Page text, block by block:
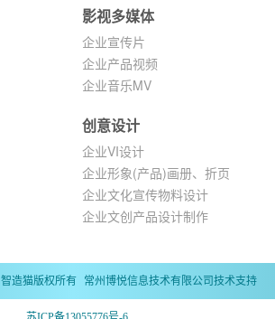
影视多媒体
企业宣传片
企业产品视频
企业音乐MV
创意设计
企业VI设计
企业形象(产品)画册、折页
企业文化宣传物料设计
企业文创产品设计制作
智造猫版权所有 常州博悦信息技术有限公司 技术支持